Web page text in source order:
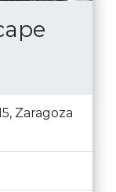
, Zaragoza